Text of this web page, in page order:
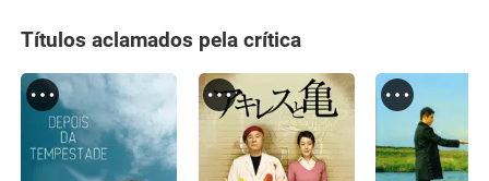
Títulos aclamados pela crítica